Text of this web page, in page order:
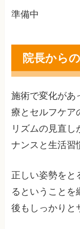
準備中
院長から
施術で変化があ
療とセルフケア
リズムの見直
ナンスと生活習
正しい姿勢をと
るということを
後もしっかりと